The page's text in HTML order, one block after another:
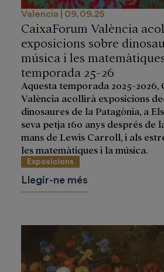
Valencia 09.09.25
CaixaForum València
exposicions sobre
música i les
temporada 25-26
Aquesta temporada 2025-2026,
València acollirà exposicions
dinosaures de la Patagònia, a
seva petja 160 anys després de
mans de Lewis Carroll, i als
les matemàtiques i la música.
Exposicions
Llegir-ne més